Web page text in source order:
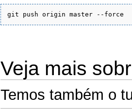
Veja mais
Temos também o